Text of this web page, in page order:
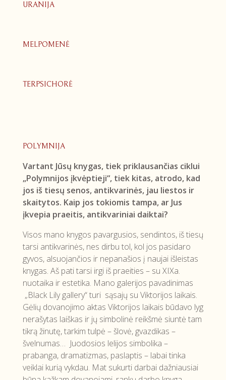
URANIJA
MELPOMENĖ
TERPSICHORĖ
POLYMNIJA
Vartant Jūsų knygas, tiek priklausančias ciklui
„Polymnijos įkvėptieji“, tiek kitas, atrodo, kad
jos iš tiesų senos, antikvarinės, jau liestos ir
skaitytos. Kaip jos tokiomis tampa, ar Jus
įkvepia praeitis, antikvariniai daiktai?
Visos mano knygos pavargusios, sendintos, iš tiesų
tarsi antikvarinės, nes dirbu tol, kol jos pasidaro
gyvos, alsuojančios ir nepanašios į naujai išleistas
knygas. Aš pati tarsi irgi iš praeities – su XIXa.
nuotaika ir estetika. Mano galerijos pavadinimas
„Black Lily gallery“ turi sąsajų su Viktorijos laikais.
Gėlių dovanojimo aktas Viktorijos laikais būdavo lyg
nerašytas laiškas ir jų simbolinė reikšmė siuntė tam
tikrą žinutę, tarkim tulpė – šlovė, gvazdikas –
švelnumas… Juodosios lelijos simbolika –
prabanga, dramatizmas, paslaptis – labai tinka
veiklai kurią vykdau. Mat sukurti darbai dažniausiai